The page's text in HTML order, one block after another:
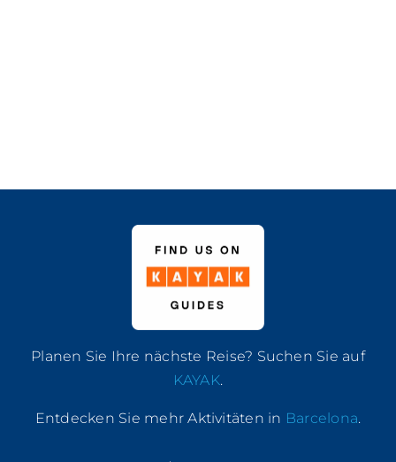
Planen Sie Ihre nächste Reise? Suchen Sie auf
KAYAK.
Entdecken Sie mehr Aktivitäten in Barcelona.